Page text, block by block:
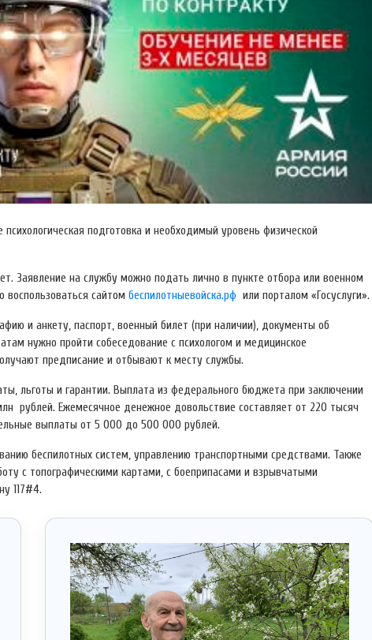
подготовка и необходимый уровень физической
Заявление на службу можно подать лично в пункте отбора или военном
сайтом беспилотныевойска.рф или порталом «Госуслуги».
и анкету, паспорт, военный билет (при наличии), документы об
нужно пройти собеседование с психологом и медицинское
предписание и отбывают к месту службы.
льготы и гарантии. Выплата из федерального бюджета при заключении
рублей. Ежемесячное денежное довольствие составляет от 220 тысяч
выплаты от 5 000 до 500 000 рублей.
беспилотных систем, управлению транспортными средствами. Также
с топографическими картами, с боеприпасами и взрывчатыми
117#4.